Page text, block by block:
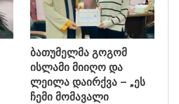
ბათუმელმა გოგომ
ისლამი მიიღო და
ლეილა დაირქვა – „ეს
ჩემი მომავალი